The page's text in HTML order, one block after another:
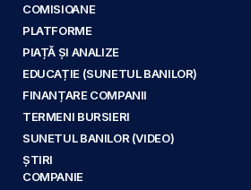
COMISIOANE
PLATFORME
PIAȚĂ ȘI ANALIZE
EDUCAȚIE (SUNETUL BANILOR)
FINANȚARE COMPANII
TERMENI BURSIERI
SUNETUL BANILOR (VIDEO)
ȘTIRI
COMPANIE